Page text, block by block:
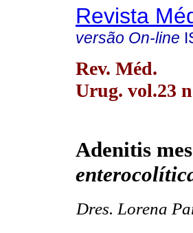
Revista
versão On-line
Rev. Méd.
Urug. vol.23
Adenitis
Dres. Lorena